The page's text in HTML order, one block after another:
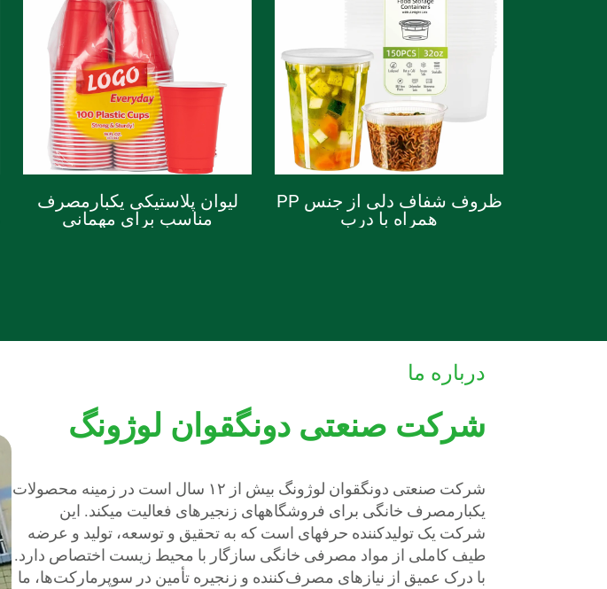
ظروف شفاف دلی از جنس PP
همراه با درب
لیوان پلاستیکی یکبارمصرف
مناسب برای مهمانی
درباره ما
شرکت صنعتی دونگقوان لوژونگ
شرکت صنعتی دونگقوان لوژونگ بیش از ۱۲ سال است در زمینه محصولات
یکبارمصرف خانگی برای فروشگاههای زنجیرهای فعالیت میکند. این
شرکت یک تولیدکننده حرفهای است که به تحقیق و توسعه، تولید و عرضه
طیف کاملی از مواد مصرفی خانگی سازگار با محیط زیست اختصاص دارد.
با درک عمیق از نیازهای مصرف‌کننده و زنجیره تأمین در سوپرمارکت‌ها، ما